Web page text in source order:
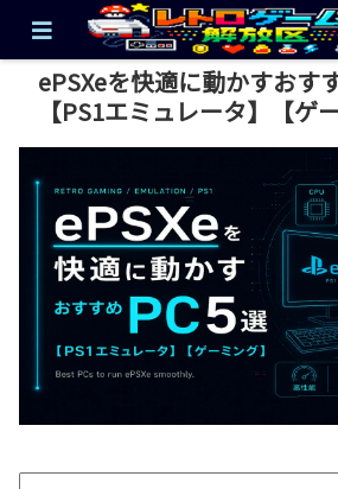
ePSXeを快適に動かすおす
【PS1エミュレータ】【ゲ